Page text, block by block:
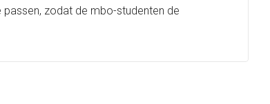
zodat de mbo-studenten de